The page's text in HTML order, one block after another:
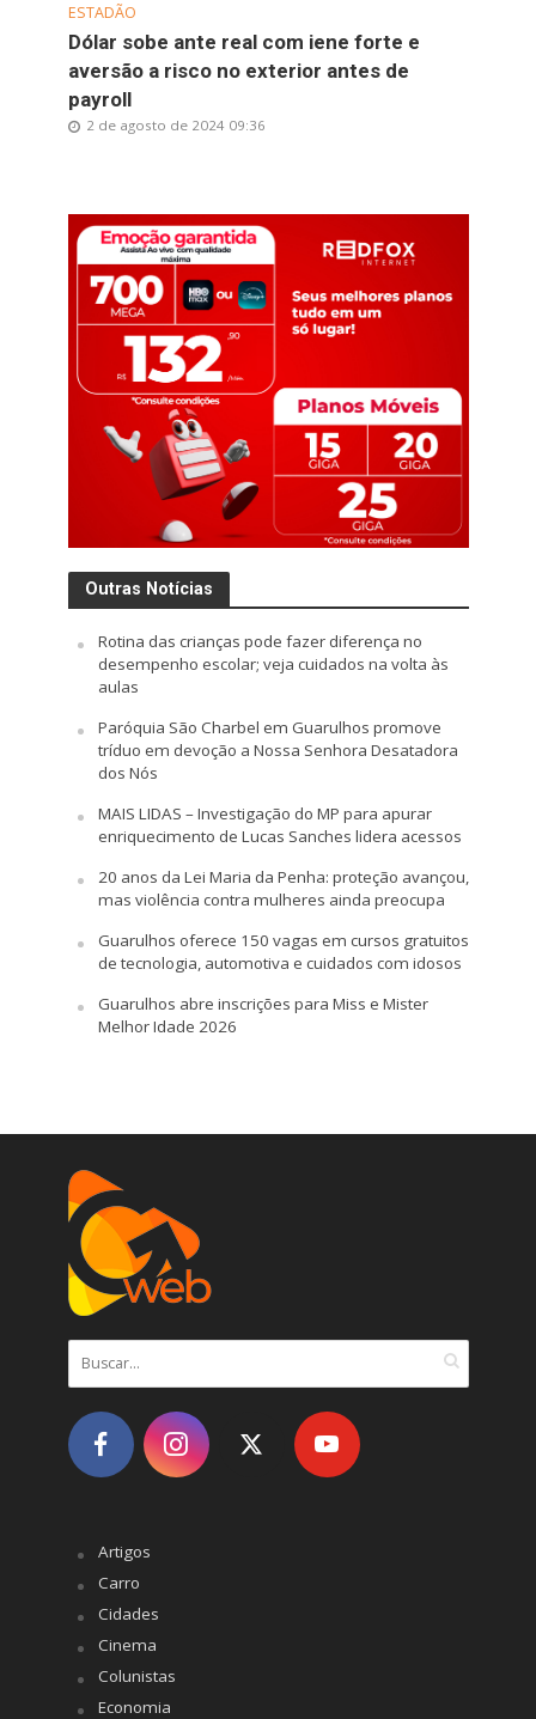
ESTADÃO
Dólar sobe ante real com iene forte e
aversão a risco no exterior antes de
payroll
2 de agosto de 2024 09:36
Outras Notícias
Rotina das crianças pode fazer diferença no
desempenho escolar; veja cuidados na volta às
aulas
Paróquia São Charbel em Guarulhos promove
tríduo em devoção a Nossa Senhora Desatadora
dos Nós
MAIS LIDAS – Investigação do MP para apurar
enriquecimento de Lucas Sanches lidera acessos
20 anos da Lei Maria da Penha: proteção avançou,
mas violência contra mulheres ainda preocupa
Guarulhos oferece 150 vagas em cursos gratuitos
de tecnologia, automotiva e cuidados com idosos
Guarulhos abre inscrições para Miss e Mister
Melhor Idade 2026
Artigos
Carro
Cidades
Cinema
Colunistas
Economia